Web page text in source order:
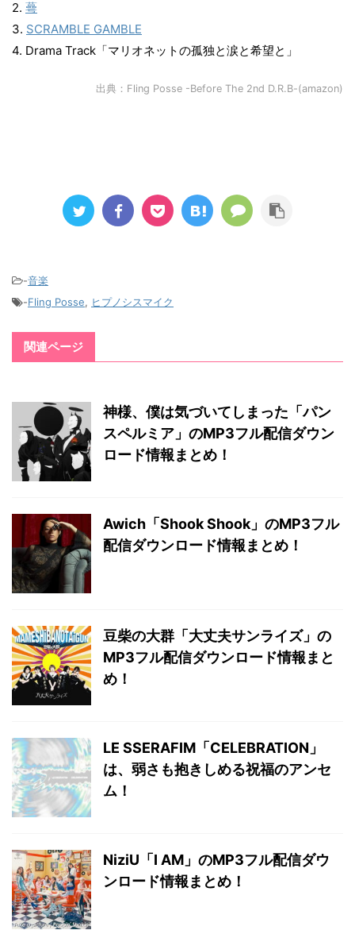
2. 蕚
3. SCRAMBLE GAMBLE
4. Drama Track「マリオネットの孤独と涙と希望と」
出典： Fling Posse -Before The 2nd D.R.B-(amazon)
-音楽
-Fling Posse, ヒプノシスマイク
関連ページ
神様、僕は気づいてしまった「パン
スペルミア」のMP3フル配信ダウン
ロード情報まとめ！
Awich「Shook Shook」のMP3フル
配信ダウンロード情報まとめ！
豆柴の大群「大丈夫サンライズ」の
MP3フル配信ダウンロード情報まと
め！
LE SSERAFIM「CELEBRATION」
は、弱さも抱きしめる祝福のアンセ
ム！
NiziU「I AM」のMP3フル配信ダウ
ンロード情報まとめ！